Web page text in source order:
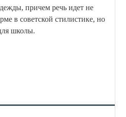
причем речь идет не
в советской стилистике, но
школы.